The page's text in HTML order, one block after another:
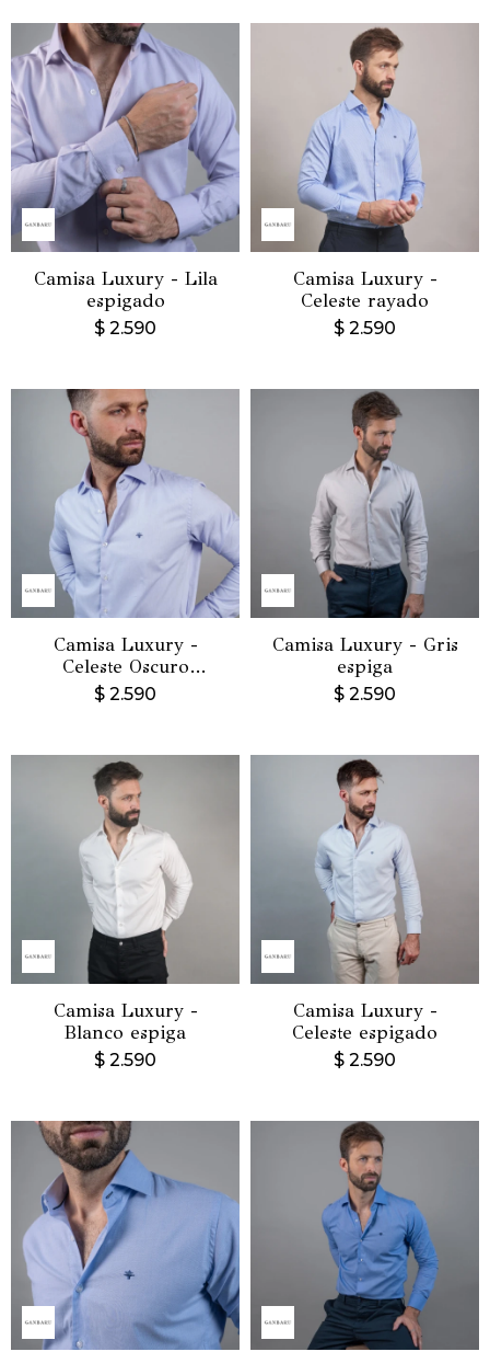
Camisa Luxury - Lila
espigado
$ 2.590
Camisa Luxury -
Celeste rayado
$ 2.590
Camisa Luxury -
Celeste Oscuro
espigado
$ 2.590
Camisa Luxury - Gris
espiga
$ 2.590
Camisa Luxury -
Blanco espiga
$ 2.590
Camisa Luxury -
Celeste espigado
$ 2.590